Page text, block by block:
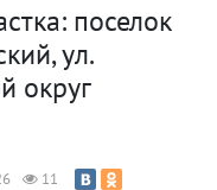
поселок
ул.
округ
11